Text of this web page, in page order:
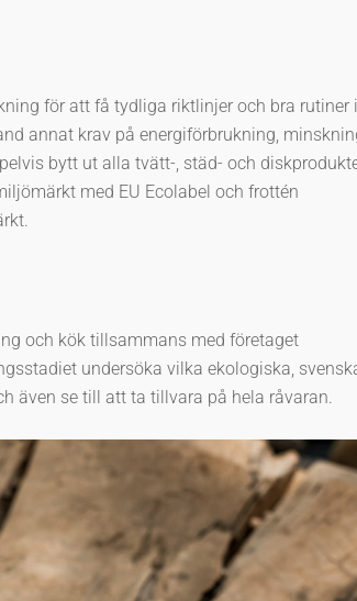
för att få tydliga riktlinjer och bra rutiner i
annat krav på energiförbrukning,
bytt ut alla tvätt-, städ- och
med EU Ecolabel och frottén
och kök tillsammans med företaget
undersöka vilka ekologiska,
även se till att ta tillvara på hela råvaran.